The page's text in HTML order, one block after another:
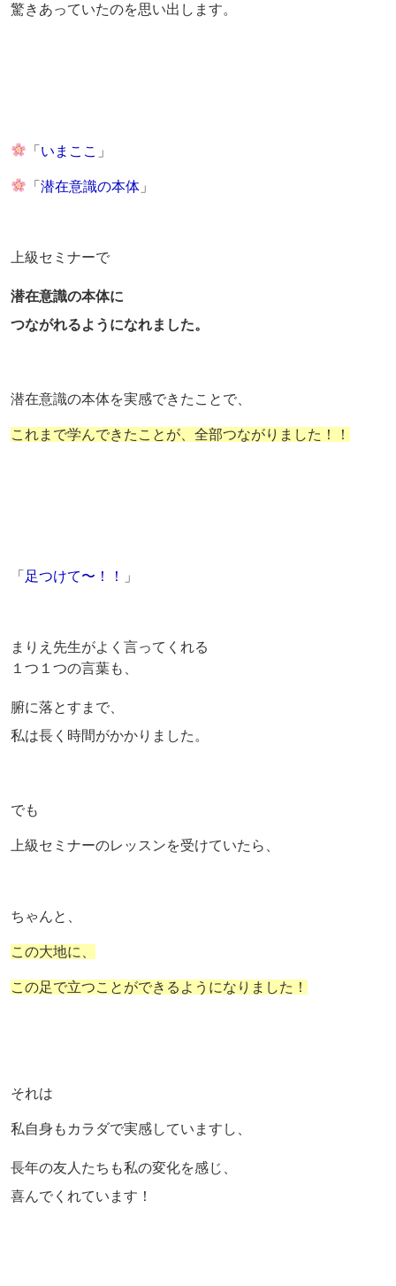
驚きあっていたのを思い出します。
「 いまここ 」
「潜在意識の本体 」
上級セミナーで
潜在意識の本体に
つながれるようになれました。
潜在意識の本体を実感できたことで、
これまで学んできたことが、全部つながりました！！
「 足つけて〜！！ 」
まりえ先生がよく言ってくれる
１つ１つの言葉も、
腑に落とすまで、
私は長く時間がかかりました。
でも
上級セミナーのレッスンを受けていたら、
ちゃんと、
この大地に、
この足で立つことができるようになりました！
それは
私自身もカラダで実感していますし、
長年の友人たちも私の変化を感じ、
喜んでくれています！